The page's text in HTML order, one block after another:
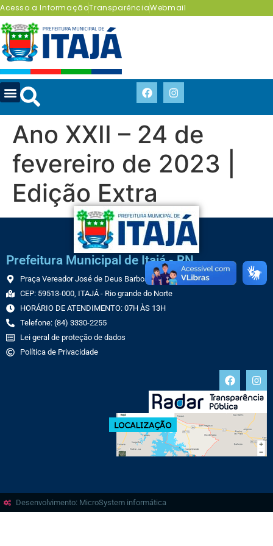
Acesso a InformaçãoTransparênciaWebmail
Ano XXII – 24 de
fevereiro de 2023 |
Edição Extra
Prefeitura Municipal de Itajá - RN
Praça Vereador José de Deus Barbosa, 70 CENTRO
CEP: 59513-000, ITAJÁ - Rio grande do Norte
HORÁRIO DE ATENDIMENTO: 07H ÀS 13H
Telefone: (84) 3330-2255
Lei geral de proteção de dados
Política de Privacidade
Desenvolvimento: MicroSystem informática